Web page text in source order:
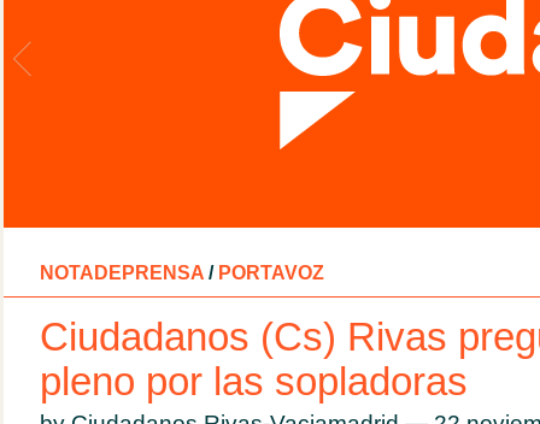
NOTADEPRENSA / PORTAVOZ
Ciudadanos (Cs) Rivas
pleno por las sopladoras